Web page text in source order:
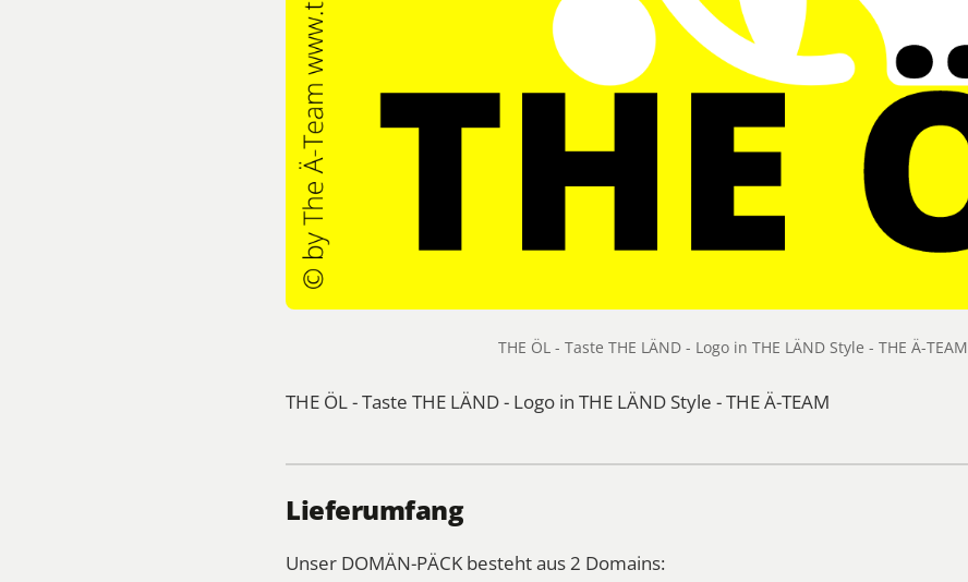
THE ÖL - Taste THE LÄND - Logo in THE LÄND Style - THE Ä-TEAM
THE ÖL - Taste THE LÄND - Logo in THE LÄND Style - THE Ä-TEAM
Lieferumfang
Unser DOMÄN-PÄCK besteht aus 2 Domains: